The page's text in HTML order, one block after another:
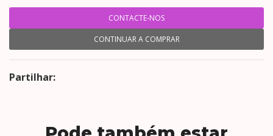
CONTACTE-NOS
CONTINUAR A COMPRAR
Partilhar: